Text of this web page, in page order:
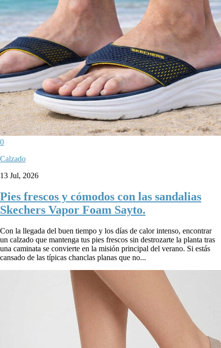
0
Calzado
13 Jul, 2026
Pies frescos y cómodos con las sandalias
Skechers Vapor Foam Sayto.
Con la llegada del buen tiempo y los días de calor intenso, encontrar
un calzado que mantenga tus pies frescos sin destrozarte la planta tras
una caminata se convierte en la misión principal del verano. Si estás
cansado de las típicas chanclas planas que no...